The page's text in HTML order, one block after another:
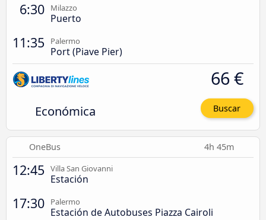
6:30 Milazzo
Puerto
11:35 Palermo
Port (Piave Pier)
Económica
66 €
Buscar
OneBus 4h 45m
12:45 Villa San Giovanni
Estación
17:30 Palermo
Estación de Autobuses Piazza Cairoli